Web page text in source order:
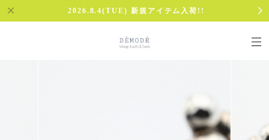
2026.8.4(TUE) 新規アイテム入荷!!